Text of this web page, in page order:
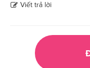
Viết trả lời